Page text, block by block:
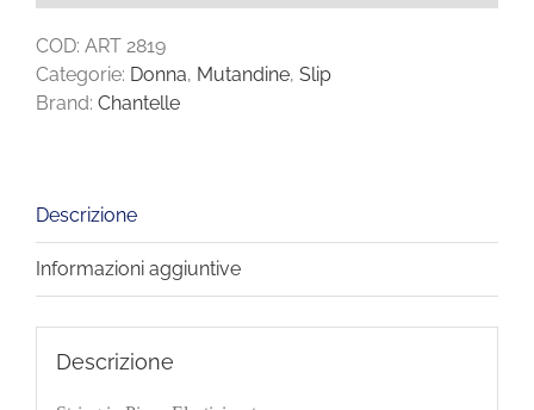
COD: ART 2819
Categorie: Donna, Mutandine, Slip
Brand: Chantelle
Descrizione
Informazioni aggiuntive
Descrizione